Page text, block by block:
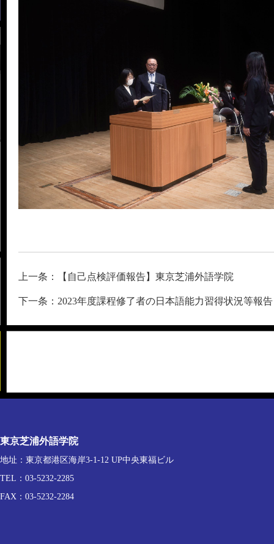
上一条：【自己点検評価報告】東京芝浦外語学院
下一条：2023年度課程修了者の日本語能力習得状況等報告
東京芝浦外語学院
地址：東京都港区海岸3-1-12 UP中央東福ビル
TEL：03-5232-2285
FAX：03-5232-2284